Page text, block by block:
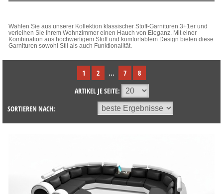
Wählen Sie aus unserer Kollektion klassischer Stoff-Garnituren 3+1er und
verleihen Sie Ihrem Wohnzimmer einen Hauch von Eleganz. Mit einer
Kombination aus hochwertigem Stoff und komfortablem Design bieten diese
Garnituren sowohl Stil als auch Funktionalität.
1 2 ... 7
8
ARTIKEL JE SEITE:
SORTIEREN NACH: